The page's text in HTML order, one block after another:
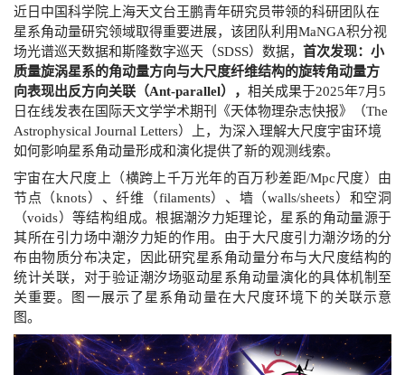
近日中国科学院上海天文台王鹏青年研究员带领的科研团队在
星系角动量研究领域取得重要进展，该团队利用MaNGA积分视
场光谱巡天数据和斯隆数字巡天（SDSS）数据， 首次发现：小
质量旋涡星系的角动量方向与大尺度纤维结构的旋转角动量方
向表现出反方向关联（Ant-parallel）， 相关成果于2025年7月 5
日在线发表在国际天文学学术期刊《天体物理杂志快报》（The
Astrophysical Journal Letters）上，为深入理解大尺度宇宙环境
如何影响星系角动量形成和演化提供了新的观测线索。
宇宙在大尺度上（横跨上千万光年的百万秒差距/Mpc尺度）由
节点（knots）、纤维（filaments）、墙（walls/sheets）和空洞
（voids）等结构组成。根据潮汐力矩理论，星系的角动量源于
其所在引力场中潮汐力矩的作用。由于大尺度引力潮汐场的分
布由物质分布决定，因此研究星系角动量分布与大尺度结构的
统计关联，对于验证潮汐场驱动星系角动量演化的具体机制至
关重要。图一展示了星系角动量在大尺度环境下的关联示意
图。